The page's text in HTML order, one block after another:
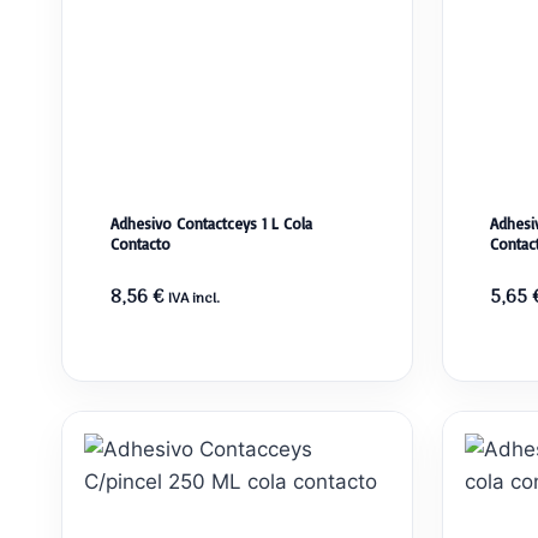
Adhesivo Contactceys 1 L Cola
Contacto
8,56€ IVA incl. 5,65